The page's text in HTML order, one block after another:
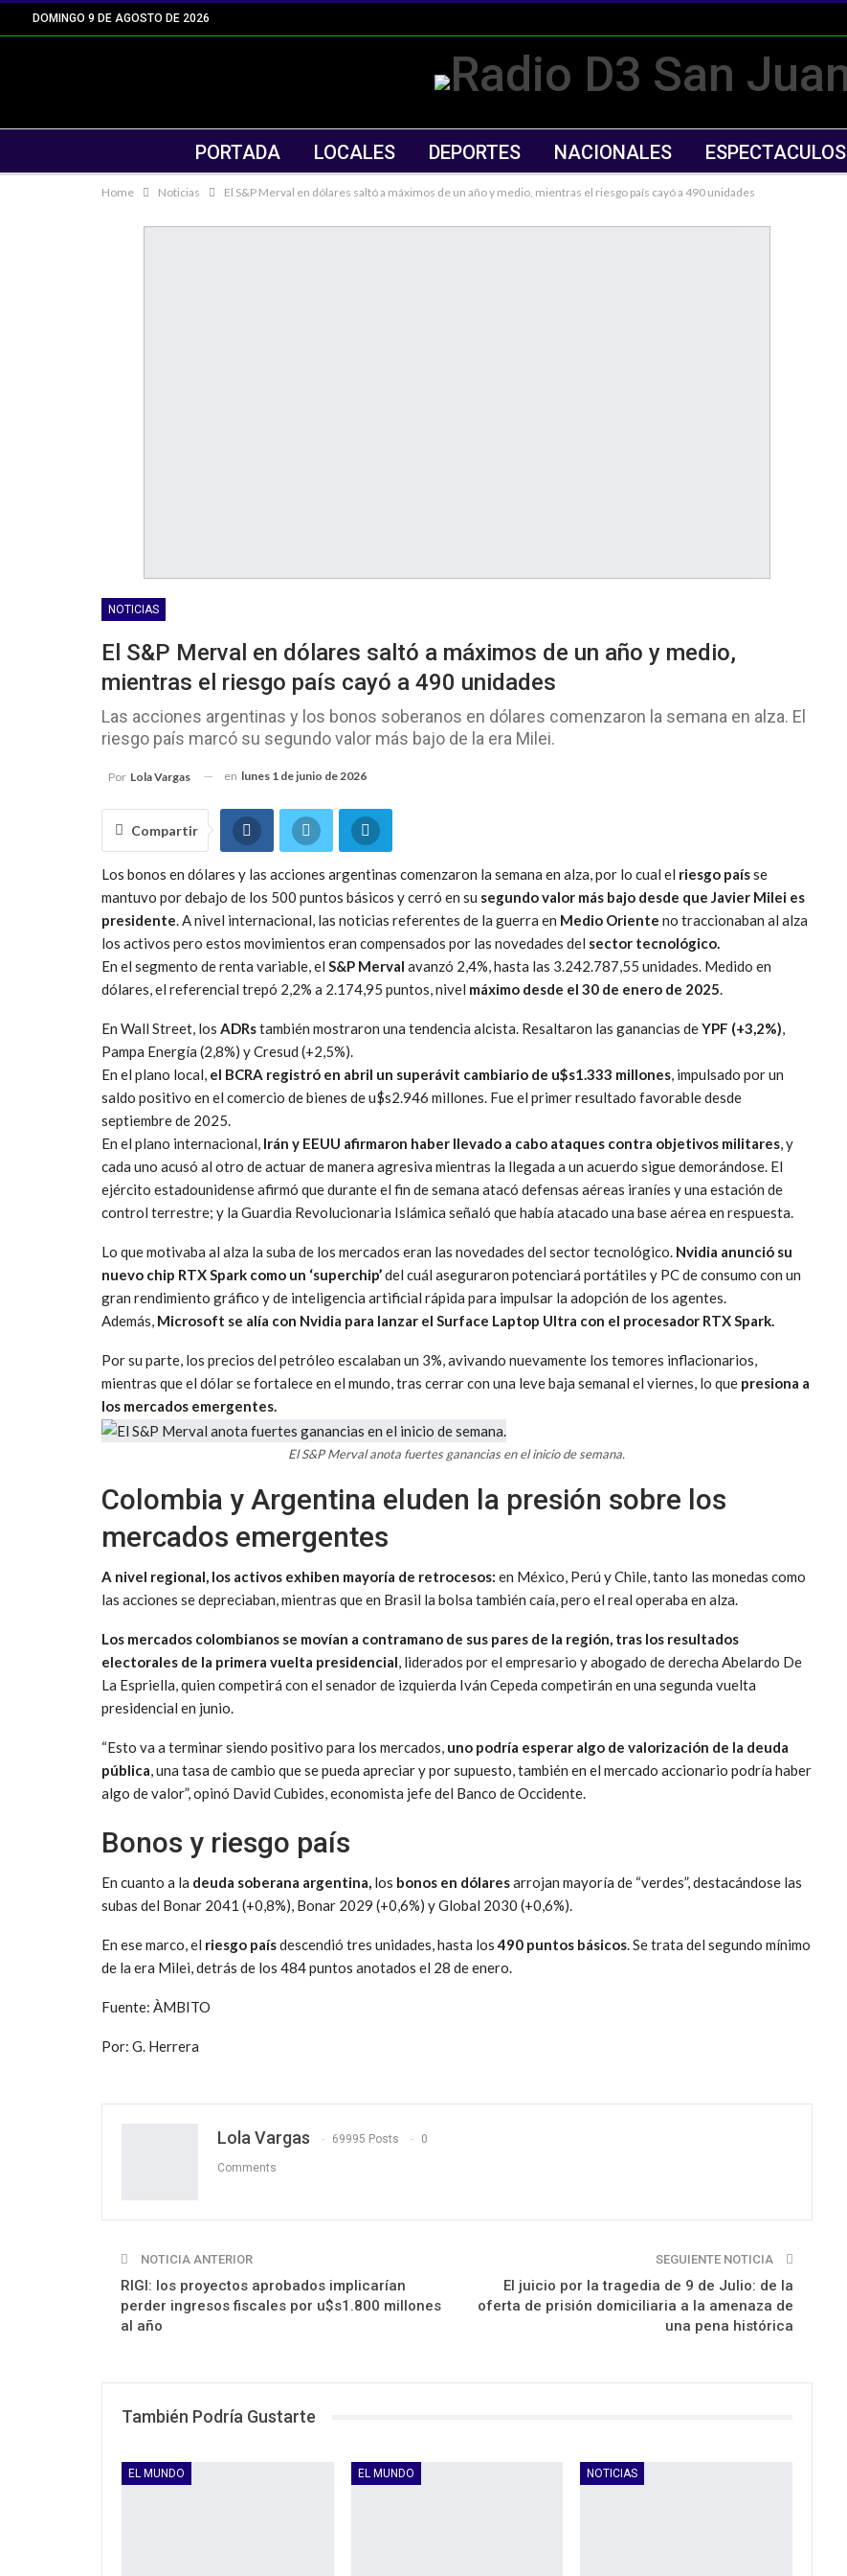
DOMINGO 9 DE AGOSTO DE 2026
PORTADA LOCALES DEPORTES NACIONALES ESPECTACULOS
Home Noticias El S&P Merval en dólares saltó a máximos de un año y medio, mientras el riesgo país cayó a 490 unidades
NOTICIAS
El S&P Merval en dólares saltó a máximos de un año y medio,
mientras el riesgo país cayó a 490 unidades
Las acciones argentinas y los bonos soberanos en dólares comenzaron la semana en alza. El
riesgo país marcó su segundo valor más bajo de la era Milei.
Por Lola Vargas en lunes 1 de junio de 2026
Compartir
Los bonos en dólares y las acciones argentinas comenzaron la semana en alza, por lo cual el riesgo paísse
mantuvo por debajo de los 500 puntos básicos y cerró en su segundo valor más bajo desde que Javier Milei es
presidente. A nivel internacional, las noticias referentes de la guerra en Medio Oriente no traccionaban al alza
los activos pero estos movimientos eran compensados por las novedades del sector tecnológico.
En el segmento de renta variable, el S&P Merval avanzó 2,4%, hasta las 3.242.787,55 unidades. Medido en
dólares, el referencial trepó 2,2% a 2.174,95 puntos, nivel máximo desde el 30 de enero de 2025.
En Wall Street, los ADRstambién mostraron una tendencia alcista. Resaltaron las ganancias deYPF (+3,2%),
Pampa Energía (2,8%) y Cresud (+2,5%).
En el plano local, el BCRA registró en abril un superávit cambiario de u$s1.333 millones, impulsado por un
saldo positivo en el comercio de bienes de u$s2.946 millones. Fue el primer resultado favorable desde
septiembre de 2025.
En el plano internacional, Irán y EEUU afirmaron haber llevado a cabo ataques contra objetivos militares, y
cada uno acusó al otro de actuar de manera agresiva mientras la llegada a un acuerdo sigue demorándose. El
ejército estadounidense afirmó que durante el fin de semana atacó defensas aéreas iraníes y una estación de
control terrestre; y la Guardia Revolucionaria Islámica señaló que había atacado una base aérea en respuesta.
Lo que motivaba al alza la suba de los mercados eran las novedades del sector tecnológico. Nvidia anunció su
nuevo chip RTX Spark como un ‘superchip’del cuál aseguraron potenciará portátiles y PC de consumo con un
gran rendimiento gráfico y de inteligencia artificial rápida para impulsar la adopción de los agentes.
Además, Microsoft se alía con Nvidia para lanzar el Surface Laptop Ultra con el procesador RTX Spark.
Por su parte, los precios del petróleo escalaban un 3%, avivando nuevamente los temores inflacionarios,
mientras que el dólar se fortalece en el mundo, tras cerrar con una leve baja semanal el viernes, lo que presiona a
los mercados emergentes.
El S&P Merval anota fuertes ganancias en el inicio de semana.
Colombia y Argentina eluden la presión sobre los
mercados emergentes
A nivel regional, los activos exhiben mayoría de retrocesos: en México, Perú y Chile, tanto las monedas como
las acciones se depreciaban, mientras que en Brasil la bolsa también caía, pero el real operaba en alza.
Los mercados colombianos se movían a contramano de sus pares de la región, tras los resultados
electorales de la primera vuelta presidencial, liderados por el empresario y abogado de derecha Abelardo De
La Espriella, quien competirá con el senador de izquierda Iván Cepeda competirán en una segunda vuelta
presidencial en junio.
“Esto va a terminar siendo positivo para los mercados, uno podría esperar algo de valorización de la deuda
pública, una tasa de cambio que se pueda apreciar y por supuesto, también en el mercado accionario podría haber
algo de valor”, opinó David Cubides, economista jefe del Banco de Occidente.
Bonos y riesgo país
En cuanto a la deuda soberana argentina, los bonos en dólaresarrojan mayoría de “verdes”, destacándose las
subas del Bonar 2041 (+0,8%), Bonar 2029 (+0,6%) y Global 2030 (+0,6%).
En ese marco, el riesgo paísdescendió tres unidades, hasta los490 puntos básicos. Se trata del segundo mínimo
de la era Milei, detrás de los 484 puntos anotados el 28 de enero.
Fuente: ÀMBITO
Por: G. Herrera
Lola Vargas 69995 Posts 0
Comments
NOTICIA ANTERIOR
RIGI: los proyectos aprobados implicarían
perder ingresos fiscales por u$s1.800 millones
al año
SEGUIENTE NOTICIA
El juicio por la tragedia de 9 de Julio: de la
oferta de prisión domiciliaria a la amenaza de
una pena histórica
También Podría Gustarte
EL MUNDO EL MUNDO NOTICIAS